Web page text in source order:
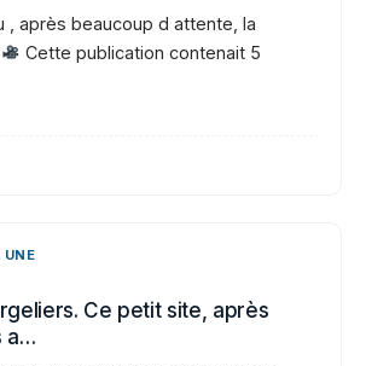
, après beaucoup d attente, la
Cette publication contenait 5
UNE
Ce petit site, après
a…